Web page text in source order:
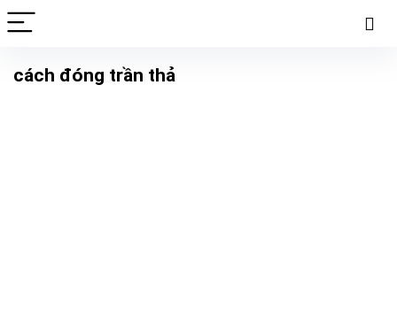
cách đóng trần thả